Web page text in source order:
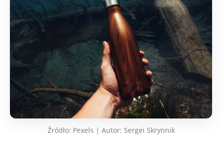
Źródło: Pexels | Autor: Sergei Skrynnik